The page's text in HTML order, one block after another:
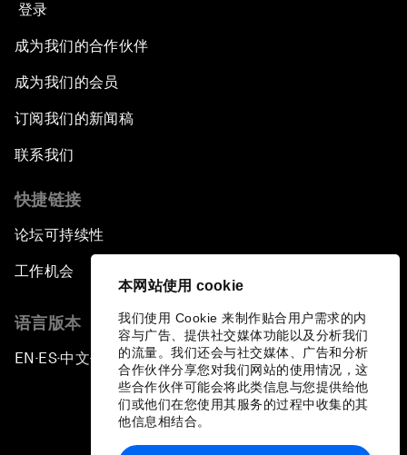
本网站使用 cookie
我们使用 Cookie 来制作贴合用户需求的内
容与广告、提供社交媒体功能以及分析我们
的流量。我们还会与社交媒体、广告和分析
合作伙伴分享您对我们网站的使用情况，这
些合作伙伴可能会将此类信息与您提供给他
们或他们在您使用其服务的过程中收集的其
他信息相结合。
登录
成为我们的合作伙伴
成为我们的会员
订阅我们的新闻稿
联系我们
快捷链接
论坛可持续性
工作机会
语言版本
EN ▪ ES▪中文▪ 日本語